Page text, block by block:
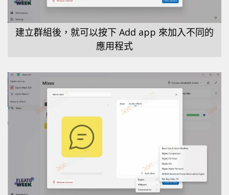
建立群組後，就可以按下 Add app 來加入不同的
應用程式